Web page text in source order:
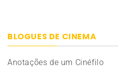
BLOGUES DE CINEMA
Anotações de um Cinéfilo